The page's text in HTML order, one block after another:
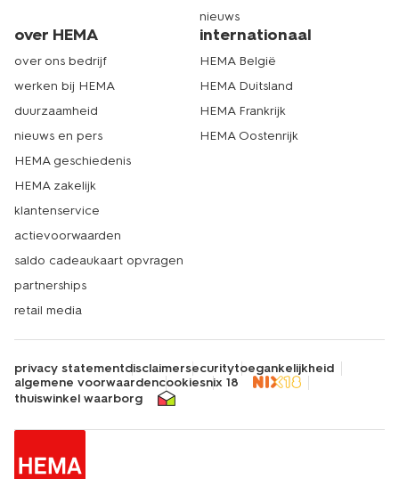
nieuws
over HEMA
over ons bedrijf
werken bij HEMA
duurzaamheid
nieuws en pers
HEMA geschiedenis
HEMA zakelijk
klantenservice
actievoorwaarden
saldo cadeaukaart opvragen
partnerships
retail media
internationaal
HEMA België
HEMA Duitsland
HEMA Frankrijk
HEMA Oostenrijk
privacy statementdisclaimersecuritytoegankelijkheid
algemene voorwaardencookiesnix 18
thuiswinkel waarborg